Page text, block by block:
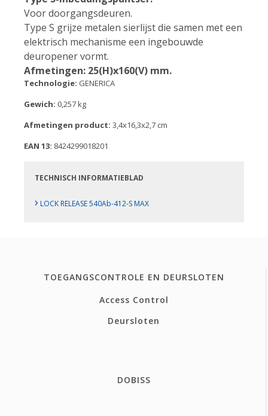
Voor doorgangsdeuren.
Type S grijze metalen sierlijst die samen met een
elektrisch mechanisme een ingebouwde
deuropener vormt.
Afmetingen: 25(H)x160(V) mm.
Technologie: GENERICA
Gewich: 0,257 kg
Afmetingen product: 3,4x16,3x2,7 cm
EAN 13: 8424299018201
TECHNISCH INFORMATIEBLAD
› LOCK RELEASE 540Ab-412-S MAX
TOEGANGSCONTROLE EN DEURSLOTEN
Access Control
Deursloten
DOBISS